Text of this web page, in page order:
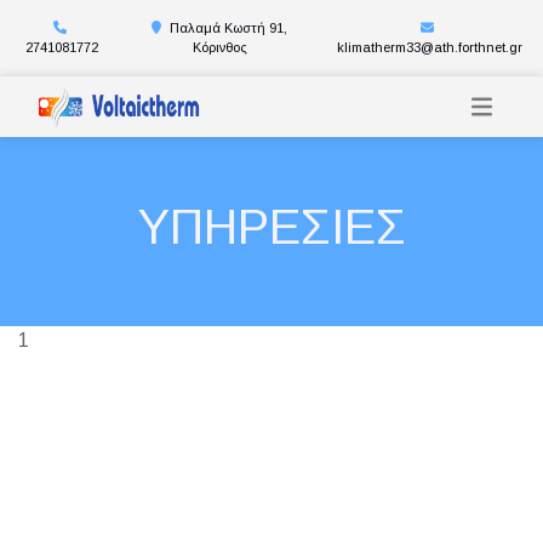
2741081772
Παλαμά Κωστή 91,
Κόρινθος
klimatherm33@ath.forthnet.gr
ΥΠΗΡΕΣΙΕΣ
1